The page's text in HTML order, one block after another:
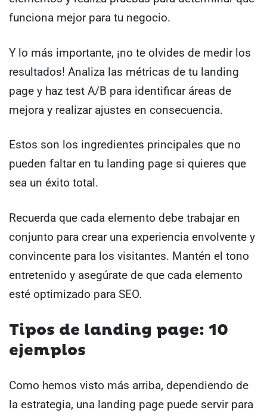
funciona mejor para tu negocio.
Y lo más importante, ¡no te olvides de medir los
resultados! Analiza las métricas de tu landing
page y haz test A/B para identificar áreas de
mejora y realizar ajustes en consecuencia.
Estos son los ingredientes principales que no
pueden faltar en tu landing page si quieres que
sea un éxito total.
Recuerda que cada elemento debe trabajar en
conjunto para crear una experiencia envolvente y
convincente para los visitantes. Mantén el tono
entretenido y asegúrate de que cada elemento
esté optimizado para SEO.
Tipos de landing page: 10
ejemplos
Como hemos visto más arriba, dependiendo de
la estrategia, una landing page puede servir para